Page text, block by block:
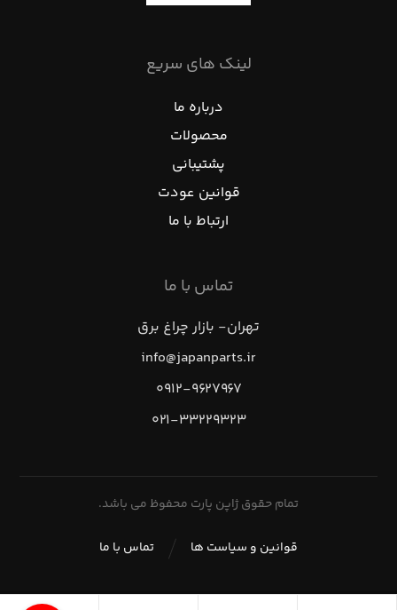
لینک های سریع
درباره ما
محصولات
پشتیبانی
قوانین عودت
ارتباط با ما
تماس با ما
تهران- بازار چراغ برق
info@japanparts.ir
۰۹۱۲-۹۶۲۷۹۶۷
۰۲۱-۳۳۲۲۹۳۲۳
تمام حقوق ژاپن پارت محفوظ می باشد.
تماس با ما قوانین و سیاست ها